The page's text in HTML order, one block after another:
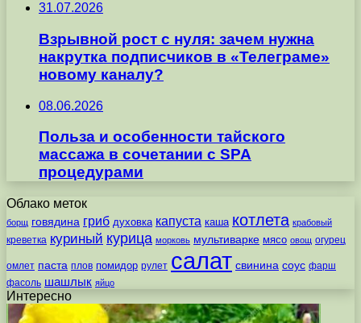
31.07.2026
Взрывной рост с нуля: зачем нужна
накрутка подписчиков в «Телеграме»
новому каналу?
08.06.2026
Польза и особенности тайского
массажа в сочетании с SPA
процедурами
Облако меток
борщ говядина гриб духовка капуста каша котлета крабовый
креветка куриный курица морковь мультиварке мясо овощ огурец
омлет паста плов помидор рулет салат свинина соус фарш
фасоль шашлык яйцо
Интересно